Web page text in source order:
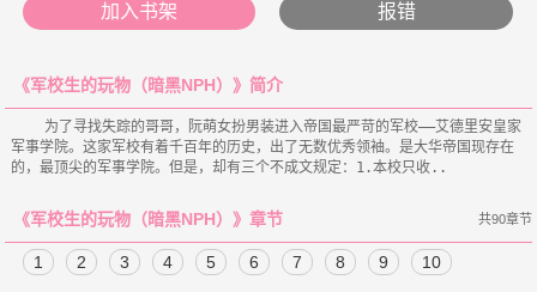
加入书架 报错
《军校生的玩物（暗黑NPH）》简介
军事学院。这家军校有着千百年的历史，出了无数优秀领袖。是大华帝国现存在
《军校生的玩物（暗黑NPH）》章节 共90章节
1 2 3 4 5 6 7 8 9 10